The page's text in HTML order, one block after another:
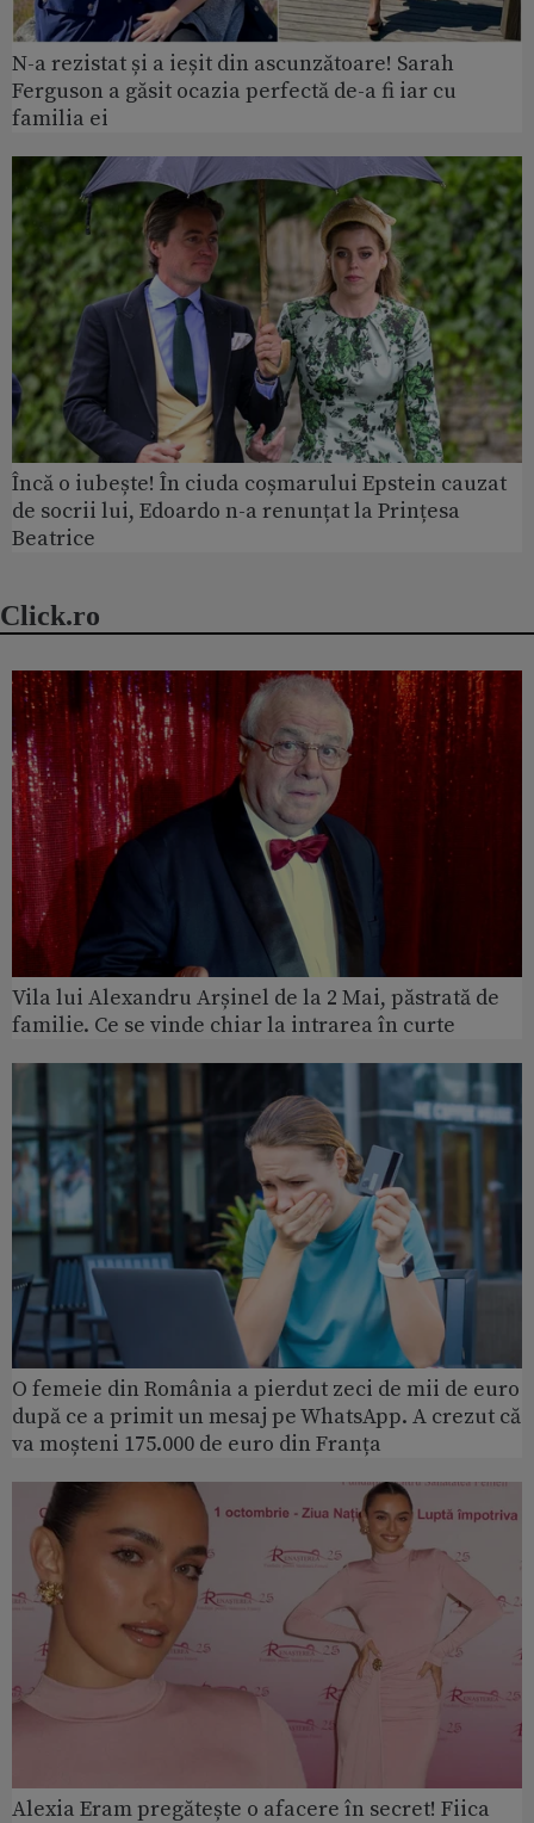
N-a rezistat și a ieșit din ascunzătoare! Sarah
Ferguson a găsit ocazia perfectă de-a fi iar cu
familia ei
Încă o iubește! În ciuda coșmarului Epstein cauzat
de socrii lui, Edoardo n-a renunțat la Prințesa
Beatrice
Click.ro
Vila lui Alexandru Arșinel de la 2 Mai, păstrată de
familie. Ce se vinde chiar la intrarea în curte
O femeie din România a pierdut zeci de mii de euro
după ce a primit un mesaj pe WhatsApp. A crezut că
va moșteni 175.000 de euro din Franța
Alexia Eram pregătește o afacere în secret! Fiica